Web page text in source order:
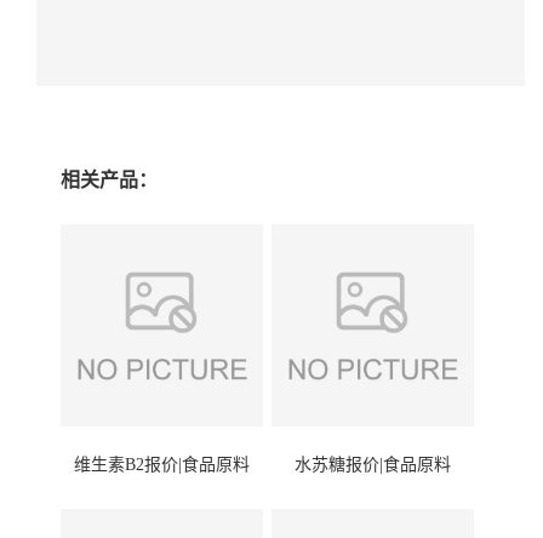
相关产品：
维生素B2报价|食品原料 水苏糖报价|食品原料